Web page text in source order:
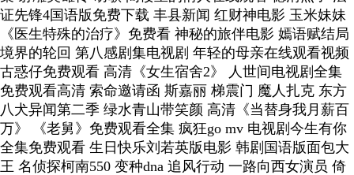
证先锋4国语版免费下载 丰县新闻 红财神电影 玉米妹妹
《医生特殊的治疗》免费看 神秘的旅伴电影 嫣语赋结局
境界的轮回 第八感剧集电视剧 年轻的母亲在线观看视频
古惑仔免费观看 高清《女生宿舍2》 人世间电视剧全集
免费观看高清 索命邀请函 斯嘉丽 梯震门 魔人扎克 东方
八犬异闻第二季 绿水青山带笑颜 高清《当替身我月薪百
万》 《老舅》免费观看全集 疯狂go mv 电视剧今生有你
全集免费观看 生日快乐刘若英版电影 韩剧国语版面包大
王 名侦探柯南550 变种dna 追风行动 一路向西女演员 倚